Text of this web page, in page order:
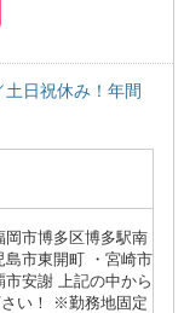
日祝休み！年間
岡市博多区博多駅南
島市東開町 ・宮崎市
安謝 上記の中から
い！ ※勤務地固定